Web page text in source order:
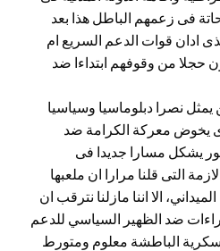
فى زعمهم الباطل هذا بعد
ادان قوات الدعم السريع ام
حجلا من وقوفهم ابتداءا ضد
نصرا دبلوماسيا وسياسيا
يخوض معركة الكرامة ضد
يشكل مسارا جديدا فى
التى قلنا مرارا ان ملعبها
الا اننا مازلنا نترقب ان
ضد الظهير السياسي للدعم
الباطشة معلوم ومتورط